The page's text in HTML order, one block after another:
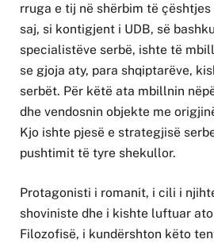
rruga e tij në shërbim të çështjes
saj, si kontigjent i UDB, së
specialistëve serbë, ishte të
se gjoja aty, para shqiptarëve,
serbët. Për këtë ata mbillnin
dhe vendosnin objekte me
Kjo ishte pjesë e strategjisë
pushtimit të tyre shekullor.
Protagonisti i romanit, i cili i
shoviniste dhe i kishte luftuar
Filozofisë, i kundërshton këto